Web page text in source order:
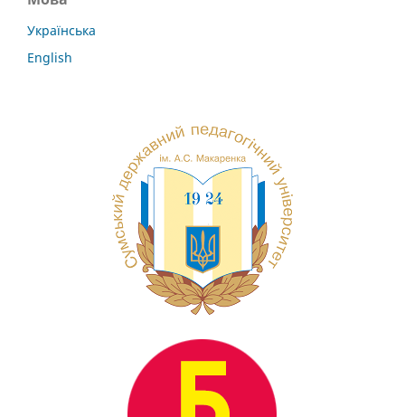
Українська
English